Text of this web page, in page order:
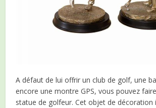
A défaut de lui offrir un club de golf, une
encore une montre GPS, vous pouvez
statue de golfeur. Cet objet de décoration